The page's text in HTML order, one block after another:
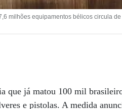
milhões equipamentos bélicos circula
que já matou 100 mil
e pistolas. A medida